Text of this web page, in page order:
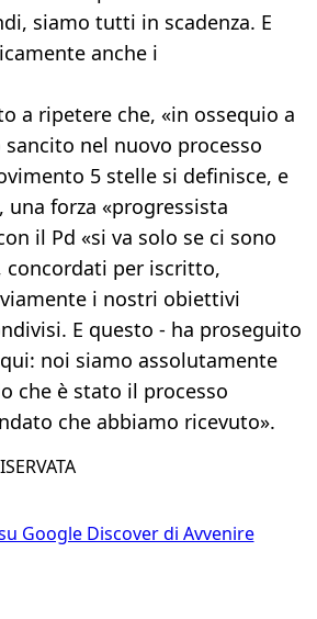
siamo tutti in scadenza. E
anche i
a ripetere che, «in ossequio a
nel nuovo processo
5 stelle si definisce, e
una forza «progressista
il Pd «si va solo se ci sono
per iscritto,
i nostri obiettivi
E questo - ha proseguito
noi siamo assolutamente
che è stato il processo
che abbiamo ricevuto».
Google Discover di Avvenire